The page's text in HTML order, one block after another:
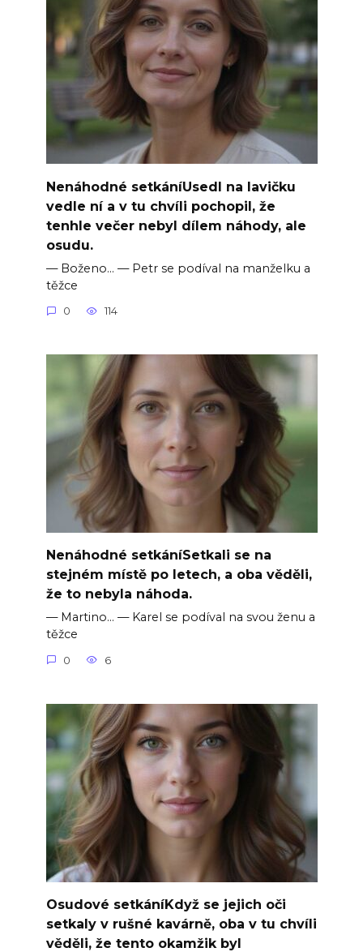
Nenáhodné setkáníUsedl na lavičku
vedle ní a v tu chvíli pochopil, že
tenhle večer nebyl dílem náhody, ale
osudu.
— Boženo… — Petr se podíval na manželku a
těžce
0 114
Nenáhodné setkáníSetkali se na
stejném místě po letech, a oba věděli,
že to nebyla náhoda.
— Martino… — Karel se podíval na svou ženu a
těžce
0 6
Osudové setkáníKdyž se jejich oči
setkaly v rušné kavárně, oba v tu chvíli
věděli, že tento okamžik byl